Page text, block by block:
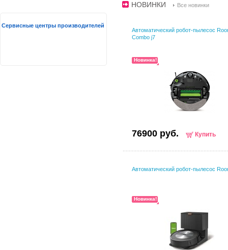
НОВИНКИ Все новинки
Автоматический робот-пылесос
Combo j7
Новинка!
76900 руб. Купить
Автоматический робот-пылесос
Новинка!
Сервисные центры производителей